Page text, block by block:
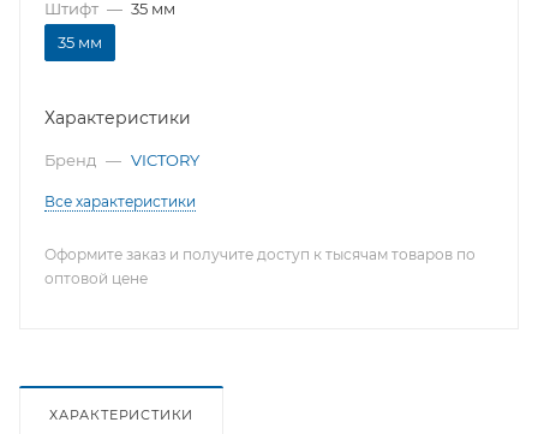
Штифт — 35 мм
35 мм
Характеристики
Бренд — VICTORY
Все характеристики
Оформите заказ и получите доступ к тысячам товаров по
оптовой цене
ХАРАКТЕРИСТИКИ